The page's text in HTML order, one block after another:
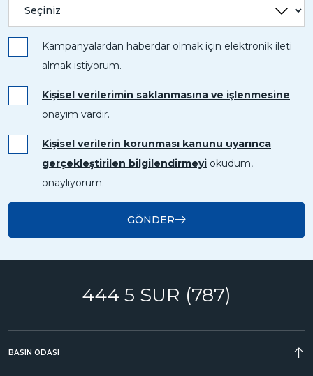
Kampanyalardan haberdar olmak için elektronik ileti
almak istiyorum.
Kişisel verilerimin saklanmasına ve işlenmesine
onayım vardır.
Kişisel verilerin korunması kanunu uyarınca
gerçekleştirilen bilgilendirmeyi okudum,
onaylıyorum.
GÖNDER
444 5 SUR (787)
BASIN ODASI